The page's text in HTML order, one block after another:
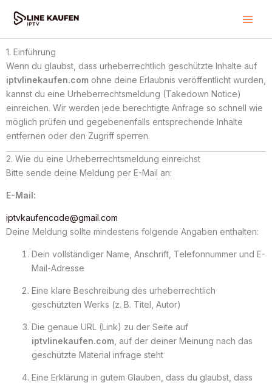
1. Einführung
Wenn du glaubst, dass urheberrechtlich geschützte Inhalte auf
iptvlinekaufen.com ohne deine Erlaubnis veröffentlicht wurden,
kannst du eine Urheberrechtsmeldung (Takedown Notice)
einreichen. Wir werden jede berechtigte Anfrage so schnell wie
möglich prüfen und gegebenenfalls entsprechende Inhalte
entfernen oder den Zugriff sperren.
2. Wie du eine Urheberrechtsmeldung einreichst
Bitte sende deine Meldung per E-Mail an:
E-Mail:
iptvkaufencode@gmail.com
Deine Meldung sollte mindestens folgende Angaben enthalten:
Dein vollständiger Name, Anschrift, Telefonnummer und E-
Mail-Adresse
Eine klare Beschreibung des urheberrechtlich
geschützten Werks (z. B. Titel, Autor)
Die genaue URL (Link) zu der Seite auf
iptvlinekaufen.com , auf der deiner Meinung nach das
geschützte Material infrage steht
Eine Erklärung in gutem Glauben, dass du glaubst, dass